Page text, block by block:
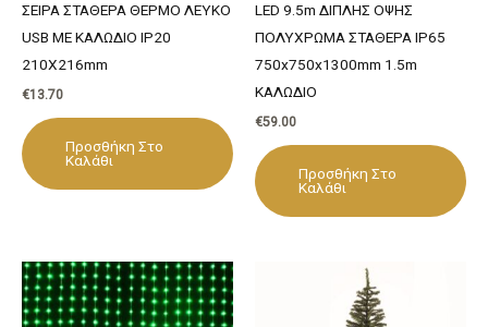
ΣΕΙΡΑ ΣΤΑΘΕΡΑ ΘΕΡΜΟ ΛΕΥΚΟ
USB ΜΕ ΚΑΛΩΔΙΟ IP20
210X216mm
€13.70
Προσθήκη Στο
Καλάθι
LED 9.5m ΔΙΠΛΗΣ ΟΨΗΣ
ΠΟΛΥΧΡΩΜΑ ΣΤΑΘΕΡΑ IP65
750x750x1300mm 1.5m
ΚΑΛΩΔΙΟ
€59.00
Προσθήκη Στο
Καλάθι